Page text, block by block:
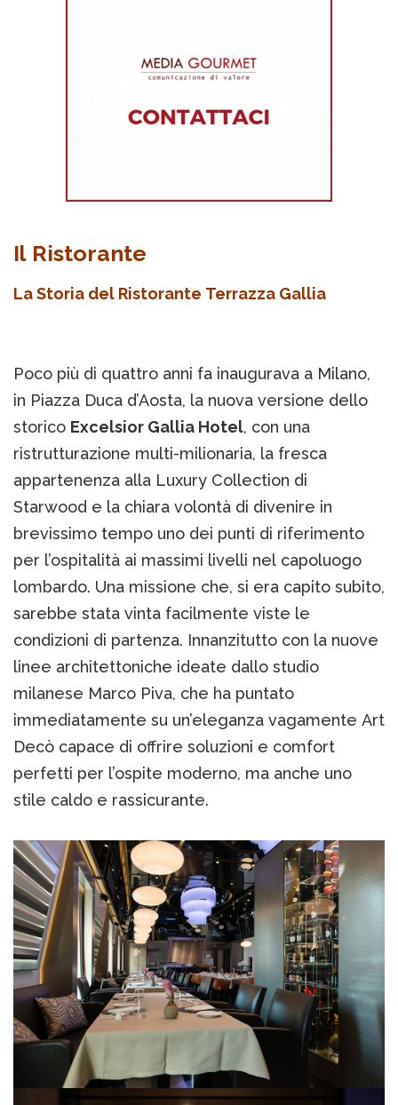
Il Ristorante
La Storia del Ristorante Terrazza Gallia
Poco più di quattro anni fa inaugurava a Milano,
in Piazza Duca d’Aosta, la nuova versione dello
storico Excelsior Gallia Hotel, con una
ristrutturazione multi-milionaria, la fresca
appartenenza alla Luxury Collection di
Starwood e la chiara volontà di divenire in
brevissimo tempo uno dei punti di riferimento
per l’ospitalità ai massimi livelli nel capoluogo
lombardo. Una missione che, si era capito subito,
sarebbe stata vinta facilmente viste le
condizioni di partenza. Innanzitutto con la nuove
linee architettoniche ideate dallo studio
milanese Marco Piva, che ha puntato
immediatamente su un’eleganza vagamente Art
Decò capace di offrire soluzioni e comfort
perfetti per l’ospite moderno, ma anche uno
stile caldo e rassicurante.